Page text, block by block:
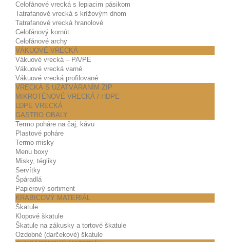
Celofánové vrecká s lepiacim pásikom
Tatrafanové vrecká s krížovým dnom
Tatrafanové vrecká hranolové
Celofánový kornút
Celofánové archy
VÁKUOVÉ VRECKÁ
Vákuové vrecká – PA/PE
Vákuové vrecká varné
Vákuové vrecká profilované
VRECKÁ S UZATVÁRANÍM ZIP
MIKROTÉNOVÉ VRECKÁ / HDPE
LDPE VRECKÁ
GASTRO OBALY
Termo poháre na čaj, kávu
Plastové poháre
Termo misky
Menu boxy
Misky, tégliky
Servítky
Špáradlá
Papierový sortiment
KRABICOVÝ MATERIÁL
Škatule
Klopové škatule
Škatule na zákusky a tortové škatule
Ozdobné (darčekové) škatule